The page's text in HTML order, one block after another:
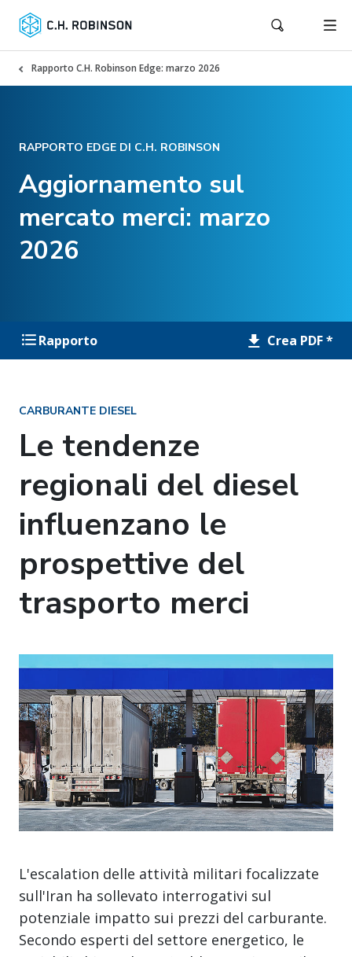
Rapporto C.H. Robinson Edge: marzo 2026
RAPPORTO EDGE DI C.H. ROBINSON
Aggiornamento sul
mercato merci: marzo
2026
Rapporto Crea PDF *
CARBURANTE DIESEL
Le tendenze
regionali del diesel
influenzano le
prospettive del
trasporto merci
L'escalation delle attività militari focalizzate
sull'Iran ha sollevato interrogativi sul
potenziale impatto sui prezzi del carburante.
Secondo esperti del settore energetico, le